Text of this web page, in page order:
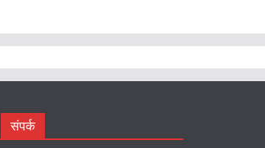
संपर्क